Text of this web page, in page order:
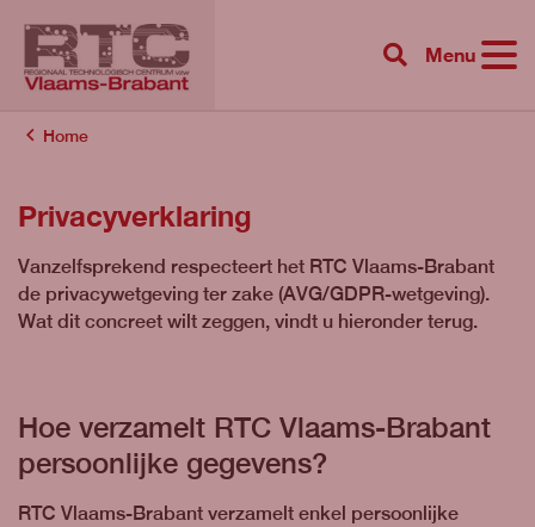
{{ Menu
Home
Privacyverklaring
Vanzelfsprekend respecteert het RTC Vlaams-Brabant
de privacywetgeving ter zake (AVG/GDPR-wetgeving).
Wat dit concreet wilt zeggen, vindt u hieronder terug.
Hoe verzamelt RTC Vlaams-Brabant
persoonlijke gegevens?
RTC Vlaams-Brabant verzamelt enkel persoonlijke